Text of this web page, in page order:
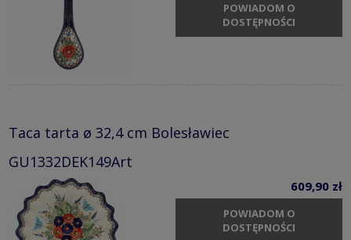
POWIADOM O
DOSTĘPNOŚCI
Taca tarta ø 32,4 cm Bolesławiec
GU1332DEK149Art
609,90 zł
POWIADOM O
DOSTĘPNOŚCI